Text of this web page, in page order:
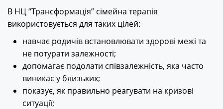
В НЦ “Трансформація” сімейна терапія
використовується для таких цілей:
навчає родичів встановлювати здорові межі та
не потурати залежності;
допомагає подолати співзалежність, яка часто
виникає у близьких;
показує, як правильно реагувати на кризові
ситуації;